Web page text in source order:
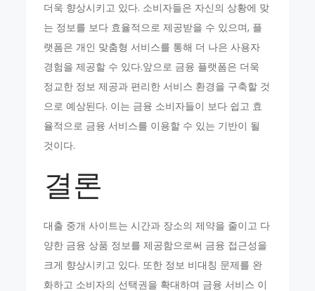
더욱 향상시키고 있다. 소비자들은 자신의 상황에 맞
는 정보를 보다 효율적으로 제공받을 수 있으며, 플
랫폼은 개인 맞춤형 서비스를 통해 더 나은 사용자
경험을 제공할 수 있다.앞으로 금융 플랫폼은 더욱
정교한 정보 제공과 편리한 서비스 환경을 구축할 것
으로 예상된다. 이는 금융 소비자들이 보다 쉽고 효
율적으로 금융 서비스를 이용할 수 있는 기반이 될
것이다.
결론
대출 중개 사이트는 시간과 장소의 제약을 줄이고 다
양한 금융 상품 정보를 제공함으로써 금융 접근성을
크게 향상시키고 있다. 또한 정보 비대칭 문제를 완
화하고 소비자의 선택권을 확대하며 금융 서비스 이